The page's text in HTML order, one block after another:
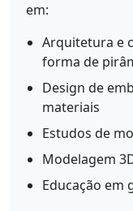
em:
Arquitetura e
forma de
Design de
materiais
Estudos de
Modelagem
Educação em